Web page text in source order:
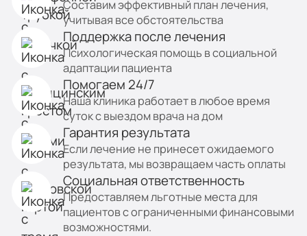
Составим эффективный план лечения,
учитывая все обстоятельства
Поддержка после лечения
Психологическая помощь в социальной
адаптации пациента
Помогаем 24/7
Наша клиника работает в любое время
суток с выездом врача на дом
Гарантия результата
Если лечение не принесет ожидаемого
результата, мы возвращаем часть оплаты
Социальная ответственность
Предоставляем льготные места для
пациентов с ограниченными финансовыми
возможностями.